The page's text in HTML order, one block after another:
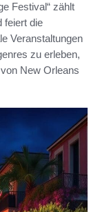
Festival“ zählt
feiert die
Veranstaltungen
zu erleben,
New Orleans